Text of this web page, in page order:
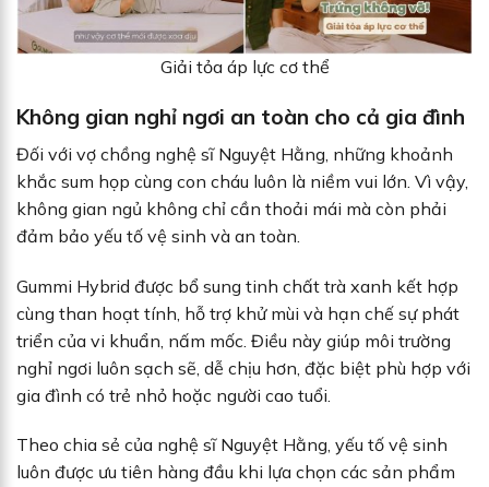
Giải tỏa áp lực cơ thể
Không gian nghỉ ngơi an toàn cho cả gia đình
Đối với vợ chồng nghệ sĩ Nguyệt Hằng, những khoảnh
khắc sum họp cùng con cháu luôn là niềm vui lớn. Vì vậy,
không gian ngủ không chỉ cần thoải mái mà còn phải
đảm bảo yếu tố vệ sinh và an toàn.
Gummi Hybrid được bổ sung tinh chất trà xanh kết hợp
cùng than hoạt tính, hỗ trợ khử mùi và hạn chế sự phát
triển của vi khuẩn, nấm mốc. Điều này giúp môi trường
nghỉ ngơi luôn sạch sẽ, dễ chịu hơn, đặc biệt phù hợp với
gia đình có trẻ nhỏ hoặc người cao tuổi.
Theo chia sẻ của nghệ sĩ Nguyệt Hằng, yếu tố vệ sinh
luôn được ưu tiên hàng đầu khi lựa chọn các sản phẩm